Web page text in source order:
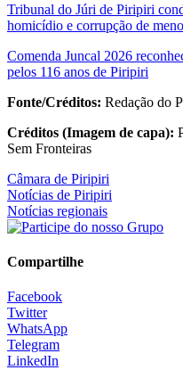
Tribunal do Júri de Piripiri
homicídio e corrupção de
Comenda Juncal 2026
pelos 116 anos de Piripiri
Fonte/Créditos: Redação do
Créditos (Imagem de capa):
Sem Fronteiras
Câmara de Piripiri
Notícias de Piripiri
Notícias regionais
Compartilhe
Facebook
Twitter
WhatsApp
Telegram
LinkedIn